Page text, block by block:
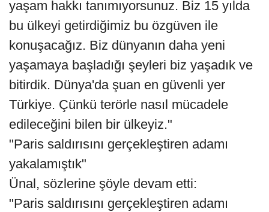
yaşam hakkı tanımıyorsunuz. Biz 15 yılda
bu ülkeyi getirdiğimiz bu özgüven ile
konuşacağız. Biz dünyanın daha yeni
yaşamaya başladığı şeyleri biz yaşadık ve
bitirdik. Dünya'da şuan en güvenli yer
Türkiye. Çünkü terörle nasıl mücadele
edileceğini bilen bir ülkeyiz."
"Paris saldırısını gerçekleştiren adamı
yakalamıştık"
Ünal, sözlerine şöyle devam etti:
"Paris saldırısını gerçekleştiren adamı